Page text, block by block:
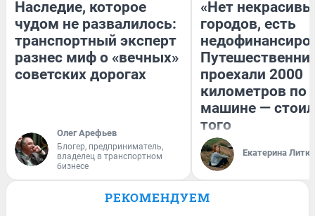
Наследие, которое
чудом не развалилось:
транспортный эксперт
разнес миф о «вечных»
советских дорогах
Олег Арефьев
Блогер, предприниматель,
владелец в транспортном
бизнесе
«Нет
городов, есть
проехали 2000
километров по
машине —
того
Екатерина
РЕКОМЕНДУЕМ